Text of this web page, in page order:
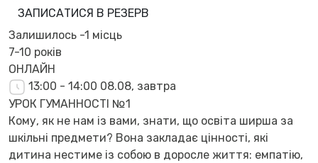
ЗАПИСАТИСЯ В РЕЗЕРВ
Залишилось -1 місць
7-10 років
ОНЛАЙН
13:00 - 14:00 08.08, завтра
УРОК ГУМАННОСТІ №1
Кому, як не нам із вами, знати, що освіта ширша за
шкільні предмети? Вона закладає цінності, які
дитина нестиме із собою в доросле життя: емпатію,